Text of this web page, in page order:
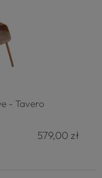
- Tavero
579,00 zł